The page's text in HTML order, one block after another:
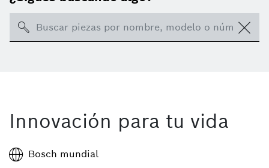
Search
Innovación para tu vida
Bosch mundial